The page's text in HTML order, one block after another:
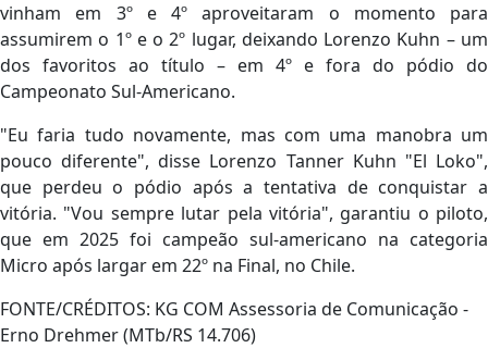
vinham em 3º e 4º aproveitaram o momento para
assumirem o 1º e o 2º lugar, deixando Lorenzo Kuhn – um
dos favoritos ao título – em 4º e fora do pódio do
Campeonato Sul-Americano.
"Eu faria tudo novamente, mas com uma manobra um
pouco diferente", disse Lorenzo Tanner Kuhn "El Loko",
que perdeu o pódio após a tentativa de conquistar a
vitória. "Vou sempre lutar pela vitória", garantiu o piloto,
que em 2025 foi campeão sul-americano na categoria
Micro após largar em 22º na Final, no Chile.
FONTE/CRÉDITOS: KG COM Assessoria de Comunicação -
Erno Drehmer (MTb/RS 14.706)